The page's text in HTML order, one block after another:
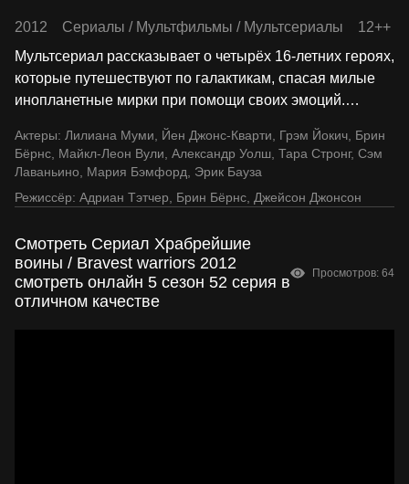
2012 Сериалы / Мультфильмы / Мультсериалы
12++
Мультсериал рассказывает о четырёх 16-летних героях,
которые путешествуют по галактикам, спасая милые
инопланетные мирки при помощи своих эмоций.…
Актеры: Лилиана Муми, Йен Джонс-Кварти, Грэм Йокич, Брин
Бёрнс, Майкл-Леон Вули, Александр Уолш, Тара Стронг, Сэм
Лаваньино, Мария Бэмфорд, Эрик Бауза
Режиссёр: Адриан Тэтчер, Брин Бёрнс, Джейсон Джонсон
Смотреть Сериал Храбрейшие
воины / Bravest warriors 2012
смотреть онлайн 5 сезон 52 серия в
отличном качестве
Просмотров: 64